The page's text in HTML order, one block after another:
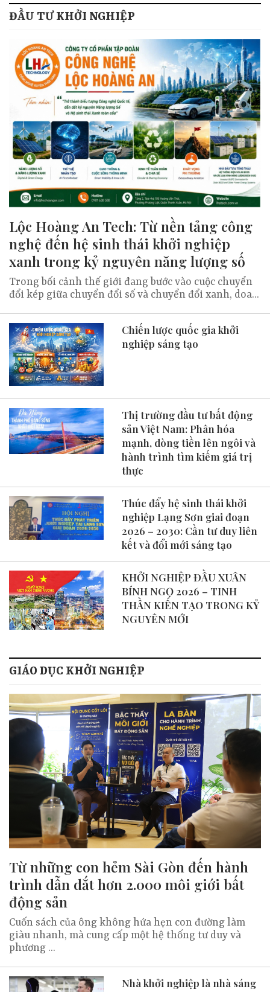
ĐẦU TƯ KHỞI NGHIỆP
Lộc Hoàng An Tech: Từ nền tảng công
nghệ đến hệ sinh thái khởi nghiệp
xanh trong kỷ nguyên năng lượng số
Trong bối cảnh thế giới đang bước vào cuộc chuyển
đổi kép giữa chuyển đổi số và chuyển đổi xanh, doa...
Chiến lược quốc gia khởi
nghiệp sáng tạo
Thị trường đầu tư bất động
sản Việt Nam: Phân hóa
mạnh, dòng tiền lên ngôi và
hành trình tìm kiếm giá trị
thực
Thúc đẩy hệ sinh thái khởi
nghiệp Lạng Sơn giai đoạn
2026 – 2030: Cần tư duy liên
kết và đổi mới sáng tạo
​KHỞI NGHIỆP ĐẦU XUÂN
BÍNH NGỌ 2026 – TINH
THẦN KIẾN TẠO TRONG KỶ
NGUYÊN MỚI
GIÁO DỤC KHỞI NGHIỆP
Từ những con hẻm Sài Gòn đến hành
trình dẫn dắt hơn 2.000 môi giới bất
động sản
Cuốn sách của ông không hứa hẹn con đường làm
giàu nhanh, mà cung cấp một hệ thống tư duy và
phương ...
Nhà khởi nghiệp là nhà sáng